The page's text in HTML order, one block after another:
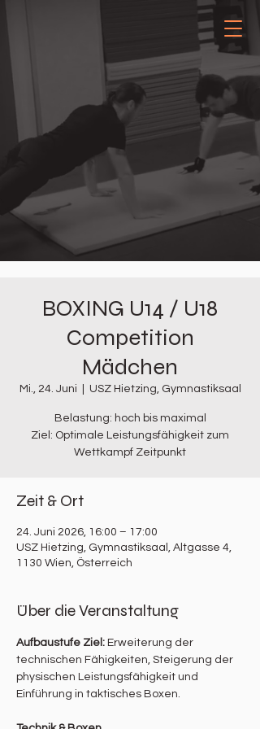
BOXING U14 / U18
Competition
Mädchen
Mi., 24. Juni USZ Hietzing, Gymnastiksaal
Belastung: hoch bis maximal
Ziel: Optimale Leistungsfähigkeit zum
Wettkampf Zeitpunkt
Zeit & Ort
24. Juni 2026, 16:00 – 17:00
USZ Hietzing, Gymnastiksaal, Altgasse 4,
1130 Wien, Österreich
Über die Veranstaltung
Aufbaustufe Ziel: Erweiterung der
technischen Fähigkeiten, Steigerung der
physischen Leistungsfähigkeit und
Einführung in taktisches Boxen.